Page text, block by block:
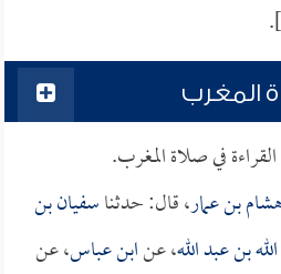
المغرب
في صلاة المغرب.
بن عمار، قال: حدثناسفيان بن
بن عبد الله، عنابن عباس، عن